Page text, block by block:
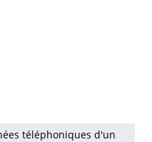
téléphoniques d'un